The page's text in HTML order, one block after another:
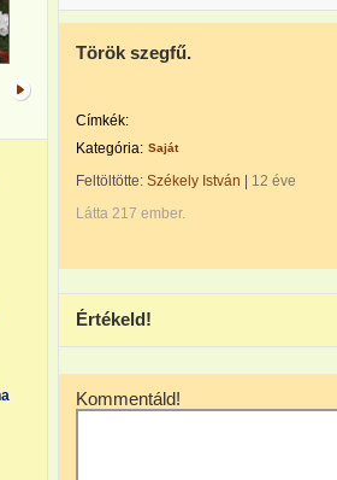
Török szegfű.
Címkék:
Kategória: Saját
Feltöltötte: Székely István
12 éve
Látta 217 ember.
Értékeld!
Kommentáld!